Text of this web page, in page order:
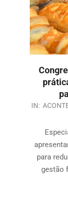
IN:
para
gestão